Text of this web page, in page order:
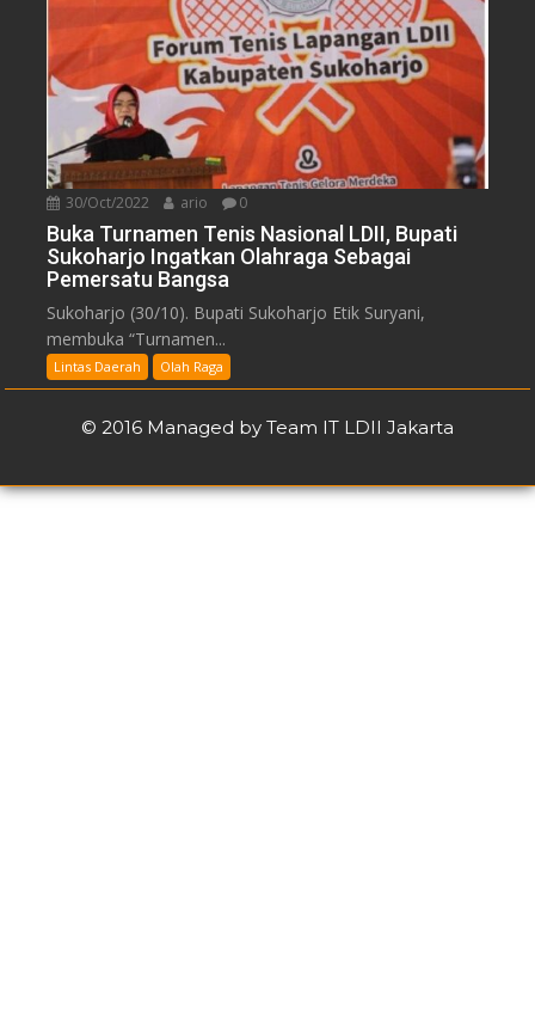
30/Oct/2022 ario 0
Buka Turnamen Tenis Nasional LDII, Bupati
Sukoharjo Ingatkan Olahraga Sebagai
Pemersatu Bangsa
Sukoharjo (30/10). Bupati Sukoharjo Etik Suryani,
membuka “Turnamen...
Lintas Daerah Olah Raga
© 2016 Managed by Team IT LDII Jakarta